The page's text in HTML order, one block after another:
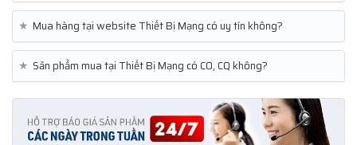
★ Mua hàng tại website Thiết Bị Mạng có uy tín không?
★ Sản phẩm mua tại Thiết Bị Mạng có CO, CQ không?